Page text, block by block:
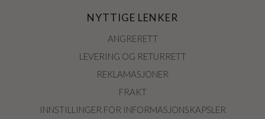
NYTTIGE LENKER
ANGRERETT
LEVERING OG RETURRETT
REKLAMASJONER
FRAKT
INNSTILLINGER FOR INFORMASJONSKAPSLER